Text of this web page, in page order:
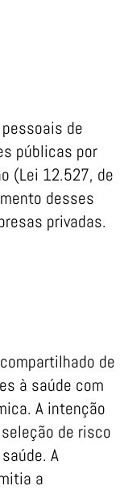
de
públicas por
(Lei 12.527, de
desses
privadas.
de
à saúde com
A intenção
de risco
A
a